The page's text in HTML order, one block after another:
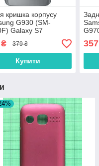
кришка корпусу
G930 (SM-
Galaxy S7
Оригінал
379 ₴
Купити
357